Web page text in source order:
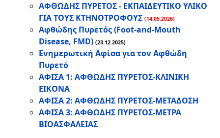
ΑΦΘΩΔΗΣ ΠΥΡΕΤΟΣ - ΕΚΠΑΙΔΕΥΤΙΚΟ ΥΛΙΚΟ
ΓΙΑ ΤΟΥΣ ΚΤΗΝΟΤΡΟΦΟΥΣ (14.05.2026)
Αφθώδης Πυρετός (Foot-and-Mouth
Disease, FMD) (23.12.2025)
Ενημερωτική Αφίσα για τον Αφθώδη
Πυρετό
ΑΦΙΣΑ 1: ΑΦΘΩΔΗΣ ΠΥΡΕΤΟΣ-ΚΛΙΝΙΚΗ
ΕΙΚΟΝΑ
ΑΦΙΣΑ 2: ΑΦΘΩΔΗΣ ΠΥΡΕΤΟΣ-ΜΕΤΑΔΟΣΗ
ΑΦΙΣΑ 3: ΑΦΘΩΔΗΣ ΠΥΡΕΤΟΣ-ΜΕΤΡΑ
ΒΙΟΑΣΦΑΛΕΙΑΣ